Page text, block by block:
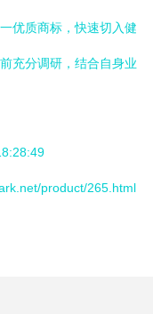
优质商标，快速切入健
充分调研，结合自身业
product/265.html